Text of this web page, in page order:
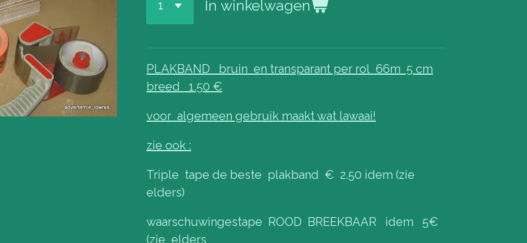
In winkelwagen
PLAKBAND bruin en transparant per rol 66m 5 cm
breed 1.50 €
voor algemeen gebruik maakt wat lawaai!
zie ook :
Triple tape de beste plakband € 2.50 idem (zie
elders)
waarschuwingestape ROOD BREEKBAAR idem 5€
(zie elders